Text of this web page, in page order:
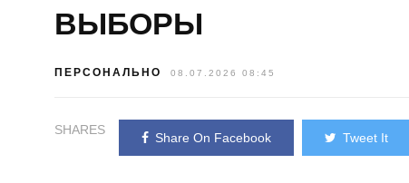
ВЫБОРЫ
ПЕРСОНАЛЬНО 08.07.2026 08:45
SHARES
Share On Facebook Tweet It